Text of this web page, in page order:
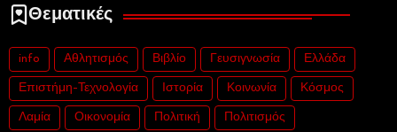
Θεματικές
info Αθλητισμός Βιβλίο Γευσιγνωσία Ελλάδα
Επιστήμη-Τεχνολογία Ιστορία Κοινωνία Κόσμος
Λαμία Οικονομία Πολιτική Πολιτισμός